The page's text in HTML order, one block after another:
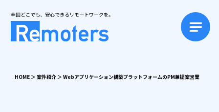
全国どこでも、安心できるリモートワークを。
HOME ＞ 案件紹介 ＞ Webアプリケーション構築プラットフォームのPM兼提案営業